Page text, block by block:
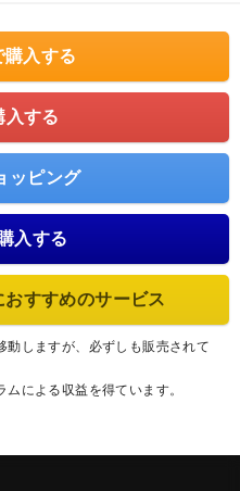
入する
入する
ッピング
入する
すすめのサービス
しますが、必ずしも販売されて
による収益を得ています。